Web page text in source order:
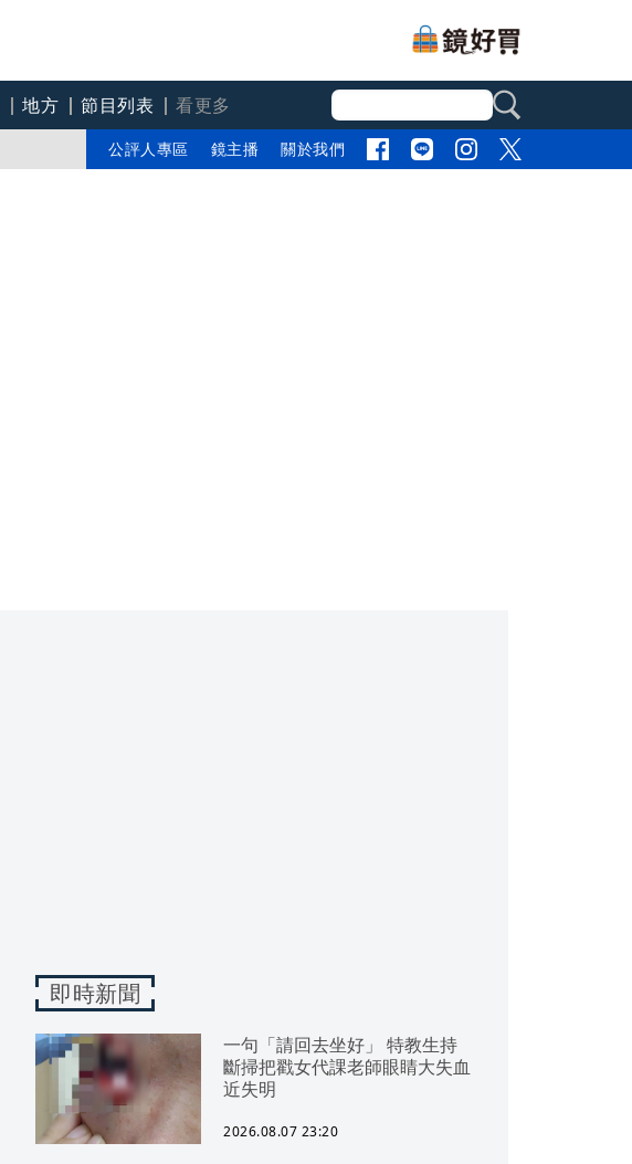
地方 節目列表
看更多
公評人專區 鏡主播 關於我們
即時新聞
一句「請回去坐好」 特教生持
斷掃把戳女代課老師眼睛大失血
近失明
2026.08.07 23:20